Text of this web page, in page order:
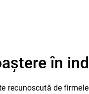
în
recunoscută de